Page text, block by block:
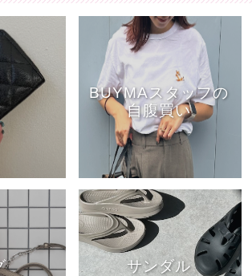
BUYMAスタッフの
自腹買い
サンダル